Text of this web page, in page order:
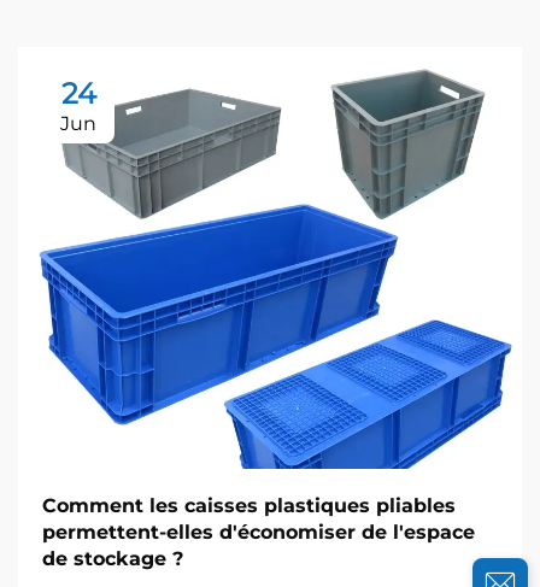
24
Jun
Comment les caisses plastiques pliables
permettent-elles d'économiser de l'espace
de stockage ?